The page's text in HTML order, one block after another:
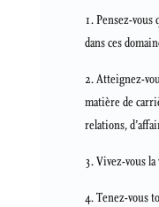
Pensez-vous
dans ces
Atteignez-
matière de
relations,
Vivez-vous la
Tenez-vous